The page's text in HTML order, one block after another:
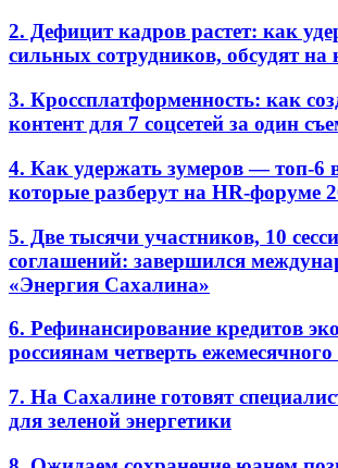
2. Дефицит кадров растет: как
сильных сотрудников, обсудят на
3. Кроссплатформенность: как
контент для 7 соцсетей за один
4. Как удержать зумеров — топ-6
которые разберут на HR-форуме
5. Две тысячи участников, 10
соглашений: завершился
«Энергия Сахалина»
6. Рефинансирование кредитов
россиянам четверть
7. На Сахалине готовят
для зеленой энергетики